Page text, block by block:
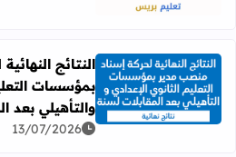
اقرأ المزيد عن النتائج
النتائج
بمؤسسات
والتأهيلي بعد
13/07/2026